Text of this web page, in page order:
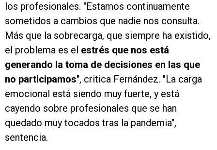
los profesionales. "Estamos continuamente
sometidos a cambios que nadie nos consulta.
Más que la sobrecarga, que siempre ha existido,
el problema es el estrés que nos está
generando la toma de decisiones en las que
no participamos", critica Fernández. "La carga
emocional está siendo muy fuerte, y está
cayendo sobre profesionales que se han
quedado muy tocados tras la pandemia",
sentencia.